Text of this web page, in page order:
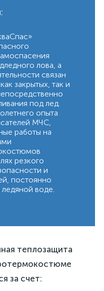
лова, а
связан
закрытых, так и
под лед.
опыта
МЧС,
работы на
резкого
и
постоянно
воде.
теплозащита
за счет: